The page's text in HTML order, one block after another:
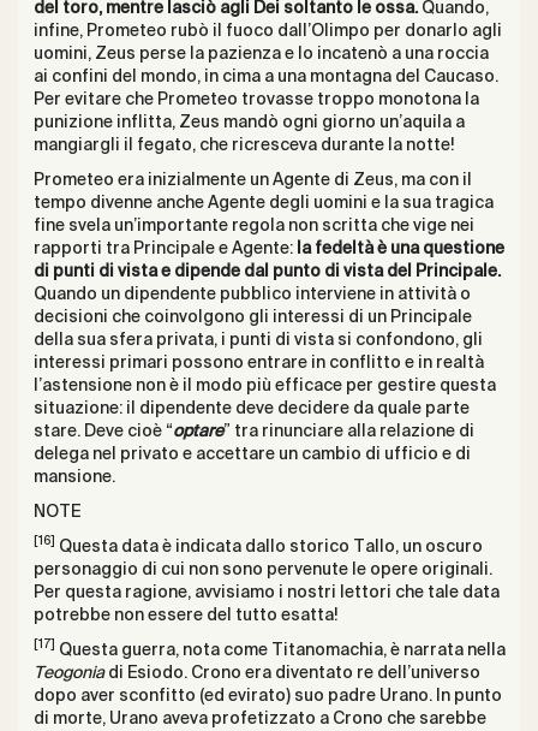
del toro, mentre lasciò agli Dei soltanto le ossa.Quando,
infine, Prometeo rubò il fuoco dall’Olimpo per donarlo agli
uomini, Zeus perse la pazienza e lo incatenò a una roccia
ai confini del mondo, in cima a una montagna del Caucaso.
Per evitare che Prometeo trovasse troppo monotona la
punizione inflitta, Zeus mandò ogni giorno un’aquila a
mangiargli il fegato, che ricresceva durante la notte!
Prometeo era inizialmente un Agente di Zeus, ma con il
tempo divenne anche Agente degli uomini e la sua tragica
fine svela un’importante regola non scritta che vige nei
rapporti tra Principale e Agente: la fedeltà è una questione
di punti di vista e dipende dal punto di vista del Principale.
Quando un dipendente pubblico interviene in attività o
decisioni che coinvolgono gli interessi di un Principale
della sua sfera privata, i punti di vista si confondono, gli
interessi primari possono entrare in conflitto e in realtà
l’astensione non è il modo più efficace per gestire questa
situazione: il dipendente deve decidere da quale parte
stare. Deve cioè “optare” tra rinunciare alla relazione di
delega nel privato e accettare un cambio di ufficio e di
mansione.
NOTE
[16]
Questa data è indicata dallo storico Tallo, un oscuro
personaggio di cui non sono pervenute le opere originali.
Per questa ragione, avvisiamo i nostri lettori che tale data
potrebbe non essere del tutto esatta!
[17]
Questa guerra, nota come Titanomachia, è narrata nella
Teogonia di Esiodo. Crono era diventato re dell’universo
dopo aver sconfitto (ed evirato) suo padre Urano. In punto
di morte, Urano aveva profetizzato a Crono che sarebbe